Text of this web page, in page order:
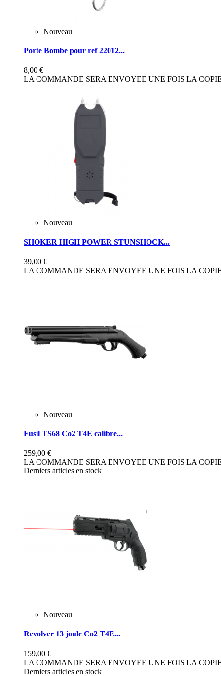
Nouveau
Porte Bombe pour ref 22012...
8,00 €
LA COMMANDE SERA ENVOYEE UNE FOIS LA
Nouveau
SHOKER HIGH POWER STUNSHOCK...
39,00 €
LA COMMANDE SERA ENVOYEE UNE FOIS LA
Nouveau
Fusil TS68 Co2 T4E calibre...
259,00 €
LA COMMANDE SERA ENVOYEE UNE FOIS LA
Derniers articles en stock
Nouveau
Revolver 13 joule Co2 T4E...
159,00 €
LA COMMANDE SERA ENVOYEE UNE FOIS LA
Derniers articles en stock